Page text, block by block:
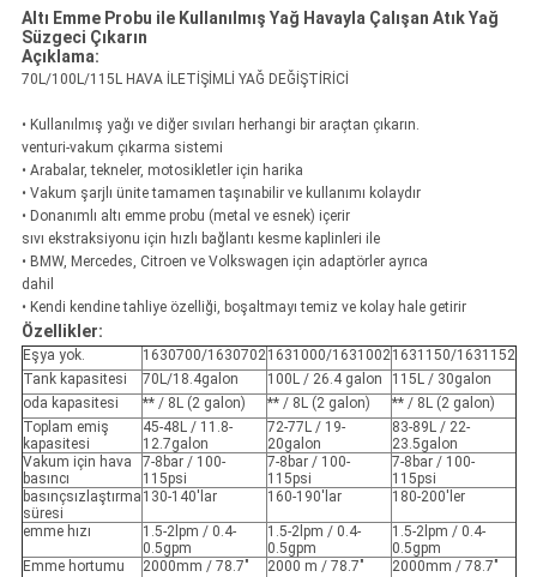
Altı Emme Probu ile Kullanılmış Yağ Havayla Çalışan Atık Yağ
Süzgeci Çıkarın
Açıklama:
70L/100L/115L HAVA İLETİŞİMLİ YAĞ DEĞİŞTİRİCİ
• Kullanılmış yağı ve diğer sıvıları herhangi bir araçtan çıkarın.
venturi-vakum çıkarma sistemi
• Arabalar, tekneler, motosikletler için harika
• Vakum şarjlı ünite tamamen taşınabilir ve kullanımı kolaydır
• Donanımlı altı emme probu (metal ve esnek) içerir
sıvı ekstraksiyonu için hızlı bağlantı kesme kaplinleri ile
• BMW, Mercedes, Citroen ve Volkswagen için adaptörler ayrıca
dahil
• Kendi kendine tahliye özelliği, boşaltmayı temiz ve kolay hale getirir
Özellikler:
Eşya yok. 1630700/16307021631000/16310021631150/1631152
Tank kapasitesi
70L/18.4galon 100L / 26.4 galon
115L / 30galon
oda kapasitesi
** / 8L (2 galon) ** / 8L (2 galon)
** / 8L (2 galon)
Toplam emiş
kapasitesi
45-48L / 11.8-
12.7galon
72-77L / 19-
20galon
83-89L / 22-
23.5galon
Vakum için hava
basıncı
7-8bar / 100-
115psi
7-8bar / 100-
115psi
7-8bar / 100-
115psi
basınçsızlaştırma
süresi
130-140'lar 160-190'lar 180-200'ler
emme hızı
1.5-2lpm / 0.4-
0.5gpm
1.5-2lpm / 0.4-
0.5gpm
1.5-2lpm / 0.4-
0.5gpm
Emme hortumu
2000mm / 78.7" 2000 m / 78.7"
2000mm / 78.7"